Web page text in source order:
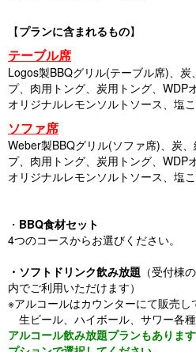
【プランに含まれるもの】
テーブル席
Logos製BBQグリル(テーブル席)、
プ、肉用トング、炭用トング、WDP
オリジナルレモンソルトソース、塩
ソファ席
Weber製BBQグリル(ソファ席)、炭
プ、肉用トング、炭用トング、WDP
オリジナルレモンソルトソース、塩
・ BBQ食材セット
4つのコースからお選びください。
・ソフトドリンク飲み放題 （受付棟
内でご利用いただけます）
※アルコールはカウンターにて販売し
生ビール、ハイボール、サワー各
アルコール飲み放題プランもありま